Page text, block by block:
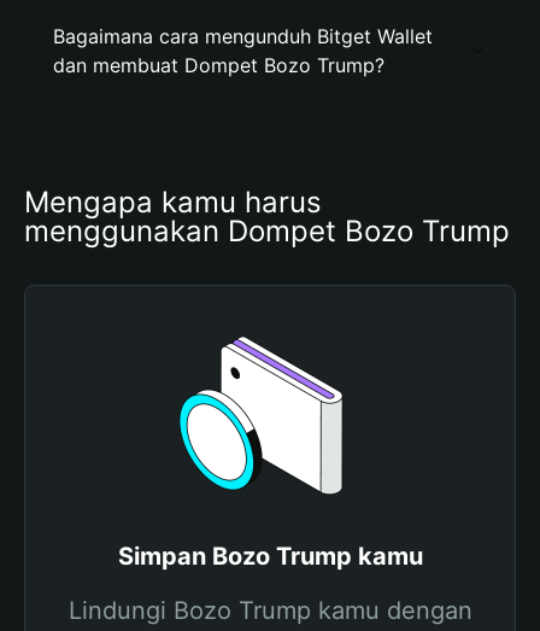
Bagaimana cara mengunduh Bitget Wallet
dan membuat Dompet Bozo Trump?
Mengapa kamu harus
menggunakan Dompet Bozo Trump
Simpan Bozo Trump kamu
Lindungi Bozo Trump kamu dengan